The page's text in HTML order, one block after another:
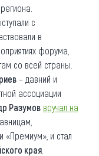
с
в
форума,
со всей страны.
– давний и
ассоциации
Разумов вручал на
«Премиум», и стал
края